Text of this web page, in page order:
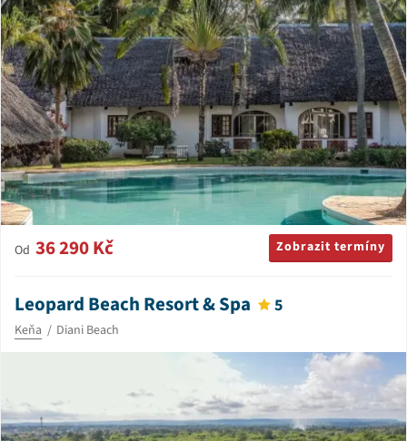
Od 36 290 Kč Zobrazit termíny
Leopard Beach Resort & Spa 5
Keňa Diani Beach